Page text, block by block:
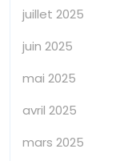
juillet 2025
juin 2025
mai 2025
avril 2025
mars 2025